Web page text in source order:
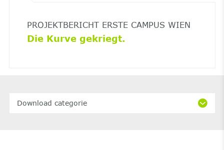
PROJEKTBERICHT ERSTE CAMPUS WIEN
Die Kurve gekriegt.
Download categorie